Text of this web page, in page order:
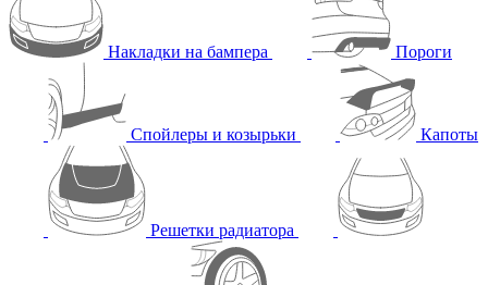
Накладки на бампера Пороги
Спойлеры и козырьки Капоты
Решетки радиатора